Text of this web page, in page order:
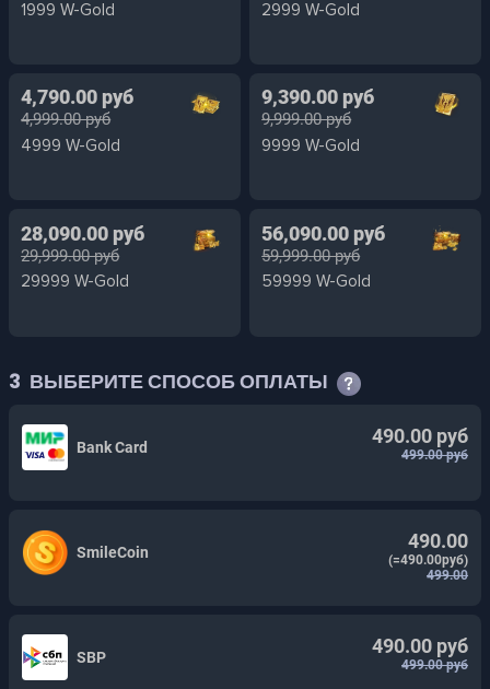
1999 W-Gold 2999 W-Gold
4,790.00 руб
4,999.00 руб
4999 W-Gold
9,390.00 руб
9,999.00 руб
9999 W-Gold
28,090.00 руб
29,999.00 руб
29999 W-Gold
56,090.00 руб
59,999.00 руб
59999 W-Gold
3 ВЫБЕРИТЕ СПОСОБ ОПЛАТЫ
Bank Card 490.00 руб
499.00 руб
SmileCoin 490.00
(=490.00руб)
499.00
SBP 490.00 руб
499.00 руб